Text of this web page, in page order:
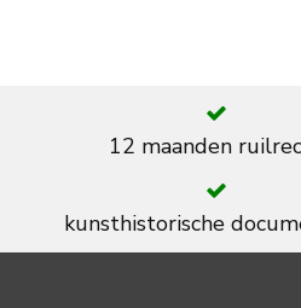
12 maanden
kunsthistorische